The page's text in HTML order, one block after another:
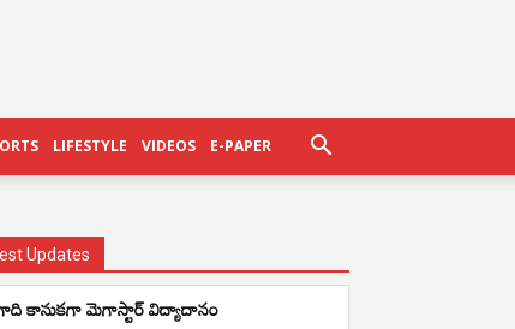
LIFESTYLE VIDEOS E-PAPER
Updates
కానుకగా మెగాస్టార్ విద్యాదానం